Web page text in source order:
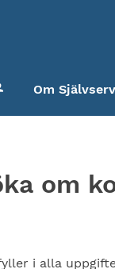
Om
om
i alla